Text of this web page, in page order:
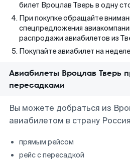
билет Вроцлав Тверь в одну
При покупке обращайте
спецпредложения
распродажи авиабилетов из
Покупайте авиабилет на
Авиабилеты Вроцлав Тверь
пересадками
Вы можете добраться из
авиабилетом в страну
прямым рейсом
рейс с пересадкой